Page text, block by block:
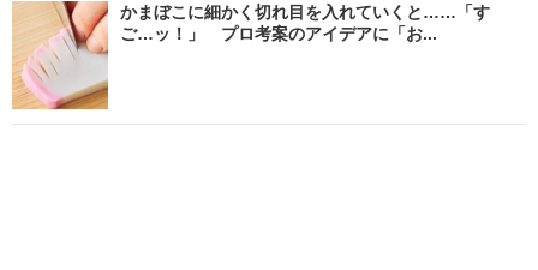
かまぼこに細かく切れ目を入れていくと……「す
ご…ッ！」 プロ考案のアイデアに「お...